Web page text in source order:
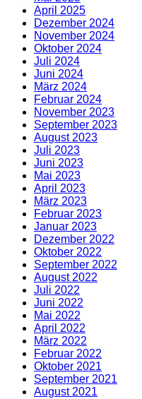
April 2025
Dezember 2024
November 2024
Oktober 2024
Juli 2024
Juni 2024
März 2024
Februar 2024
November 2023
September 2023
August 2023
Juli 2023
Juni 2023
Mai 2023
April 2023
März 2023
Februar 2023
Januar 2023
Dezember 2022
Oktober 2022
September 2022
August 2022
Juli 2022
Juni 2022
Mai 2022
April 2022
März 2022
Februar 2022
Oktober 2021
September 2021
August 2021